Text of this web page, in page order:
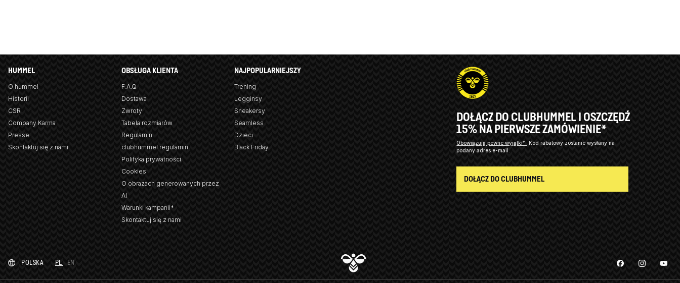
HUMMEL
O hummel
Historii
CSR
Company Karma
Presse
Skontaktuj się z nami
OBSŁUGA KLIENTA
F.A.Q
Dostawa
Zwroty
Tabela rozmiarów
Regulamin
clubhummel regulamin
Polityka prywatności
Cookies
O obrazach generowanych przez
AI
Warunki kampanii*
Skontaktuj się z nami
NAJPOPULARNIEJSZY
Trening
Legginsy
Sneakersy
Seamless
Dzieci
Black Friday
DOŁĄCZ DO CLUBHUMMEL I OSZCZĘDŹ
15% NA PIERWSZE ZAMÓWIENIE*
Obowiązują pewne wyjątki* Kod rabatowy zostanie wysłany na
podany adres e-mail.
DOŁĄCZ DO CLUBHUMMEL
POLSKA PL EN